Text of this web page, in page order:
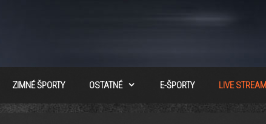
ZIMNÉ ŠPORTY OSTATNÉ E-ŠPORTY LIVE STREAM